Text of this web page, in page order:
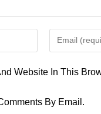
Enter
Your
Comment
Website In This
By Email.